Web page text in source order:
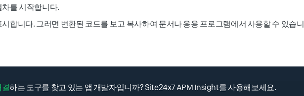
를 시작합니다.
합니다. 그러면 변환된 코드를 보고 복사하여 문서나 응용 프로그램에서 사용할 수 있습니
결하는 도구를 찾고 있는 앱 개발자입니까? Site24x7 APM Insight를 사용해보세요.